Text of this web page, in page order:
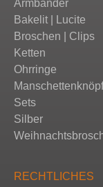
Armbänder
Bakelit | Lucite
Broschen | Clips
Ketten
Ohrringe
Sets
Silber
RECHTLICHES